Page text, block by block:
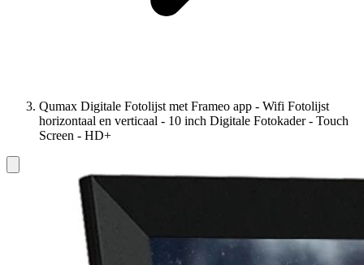
Qumax Digitale Fotolijst met Frameo app - Wifi Fotolijst
horizontaal en verticaal - 10 inch Digitale Fotokader - Touch
Screen - HD+